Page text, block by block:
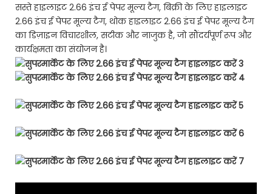
सस्ते हाइलाइट 2.66 इंच ई पेपर मूल्य टैग, बिक्री के लिए हाइलाइट
2.66 इंच ई पेपर मूल्य टैग, थोक हाइलाइट 2.66 इंच ई पेपर मूल्य टैग
का डिज़ाइन विचारशील, सटीक और नाजुक है, जो सौंदर्यपूर्ण रूप और
कार्यक्षमता का संयोजन है।